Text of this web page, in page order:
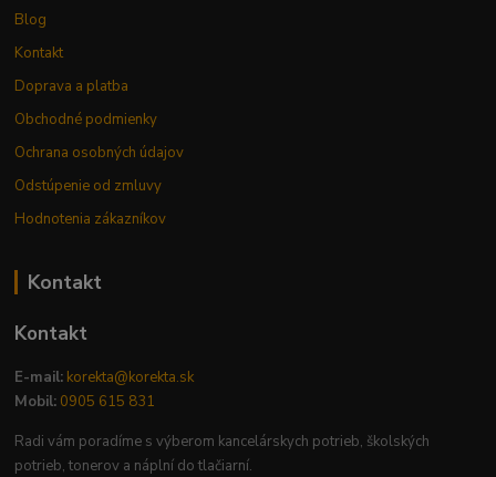
Blog
Kontakt
Doprava a platba
Obchodné podmienky
Ochrana osobných údajov
Odstúpenie od zmluvy
Hodnotenia zákazníkov
Kontakt
Kontakt
E-mail: korekta@korekta.sk
Mobil: 0905 615 831
Radi vám poradíme s výberom kancelárskych potrieb, školských
potrieb, tonerov a náplní do tlačiarní.